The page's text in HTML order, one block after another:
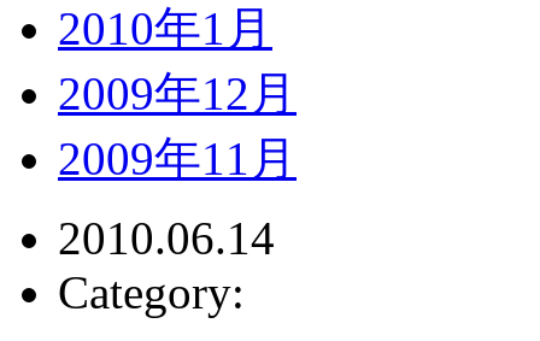
2010年1月
2009年12月
2009年11月
2010.06.14
Category: